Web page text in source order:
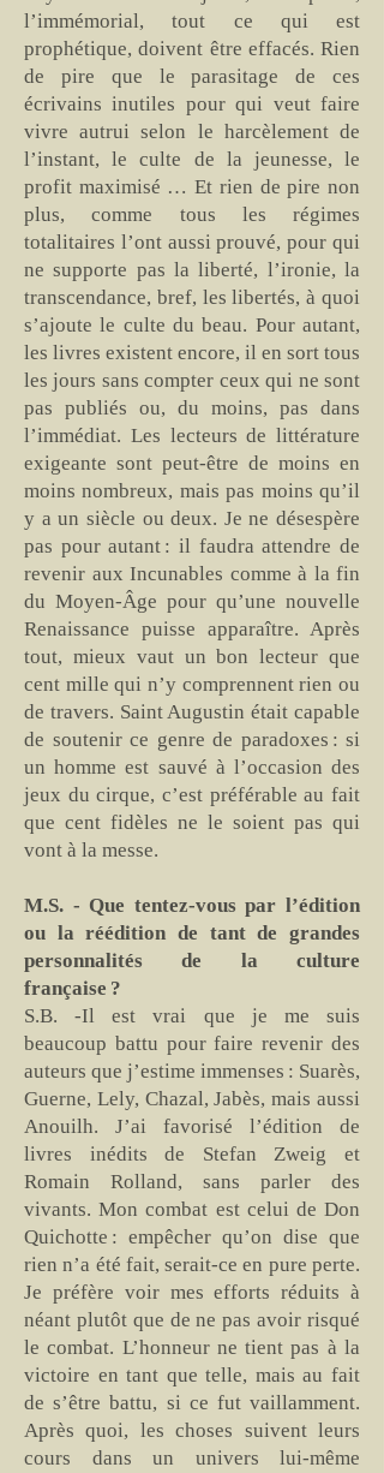
l’immémorial, tout ce qui est
prophétique, doivent être effacés. Rien
de pire que le parasitage de ces
écrivains inutiles pour qui veut faire
vivre autrui selon le harcèlement de
l’instant, le culte de la jeunesse, le
profit maximisé … Et rien de pire non
plus, comme tous les régimes
totalitaires l’ont aussi prouvé, pour qui
ne supporte pas la liberté, l’ironie, la
transcendance, bref, les libertés, à quoi
s’ajoute le culte du beau. Pour autant,
les livres existent encore, il en sort tous
les jours sans compter ceux qui ne sont
pas publiés ou, du moins, pas dans
l’immédiat. Les lecteurs de littérature
exigeante sont peut-être de moins en
moins nombreux, mais pas moins qu’il
y a un siècle ou deux. Je ne désespère
pas pour autant : il faudra attendre de
revenir aux Incunables comme à la fin
du Moyen-Âge pour qu’une nouvelle
Renaissance puisse apparaître. Après
tout, mieux vaut un bon lecteur que
cent mille qui n’y comprennent rien ou
de travers. Saint Augustin était capable
de soutenir ce genre de paradoxes : si
un homme est sauvé à l’occasion des
jeux du cirque, c’est préférable au fait
que cent fidèles ne le soient pas qui
vont à la messe.
M.S. - Que tentez-vous par l’édition
ou la réédition de tant de grandes
personnalités de la culture
française ?
S.B. -Il est vrai que je me suis
beaucoup battu pour faire revenir des
auteurs que j’estime immenses : Suarès,
Guerne, Lely, Chazal, Jabès, mais aussi
Anouilh. J’ai favorisé l’édition de
livres inédits de Stefan Zweig et
Romain Rolland, sans parler des
vivants. Mon combat est celui de Don
Quichotte : empêcher qu’on dise que
rien n’a été fait, serait-ce en pure perte.
Je préfère voir mes efforts réduits à
néant plutôt que de ne pas avoir risqué
le combat. L’honneur ne tient pas à la
victoire en tant que telle, mais au fait
de s’être battu, si ce fut vaillamment.
Après quoi, les choses suivent leurs
cours dans un univers lui-même